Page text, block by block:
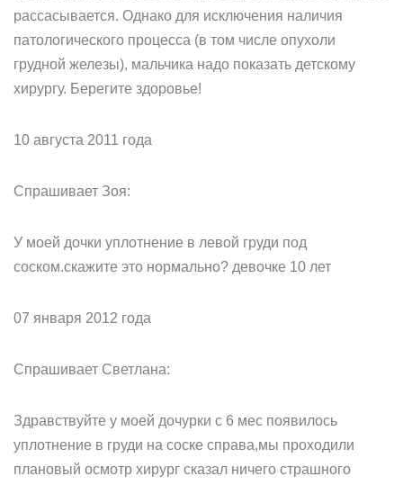
рассасывается. Однако для исключения наличия
патологического процесса (в том числе опухоли
грудной железы), мальчика надо показать детскому
хирургу. Берегите здоровье!
10 августа 2011 года
Спрашивает Зоя:
У моей дочки уплотнение в левой груди под
соском.скажите это нормально? девочке 10 лет
07 января 2012 года
Спрашивает Светлана:
Здравствуйте у моей дочурки с 6 мес появилось
уплотнение в груди на соске справа,мы проходили
плановый осмотр хирург сказал ничего страшного